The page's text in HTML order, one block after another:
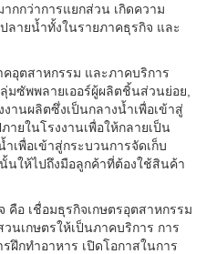
กกว่าการแยกส่วน เกิดความ
ลายน้ำทั้งในรายภาคธุรกิจ และ
อุตสาหกรรม และภาคบริการ
มซัพพลายเออร์ผู้ผลิตชิ้นส่วนย่อย,
านผลิตซึ่งเป็นกลางน้ำเพื่อเข้าสู่
ายในโรงงานเพื่อให้กลายเป็น
เพื่อเข้าสู่กระบวนการจัดเก็บ
ให้ไปถึงมือลูกค้าที่ต้องใช้สินค้า
คือ เชื่อมธุรกิจเกษตรอุตสาหกรรม
นเกษตรให้เป็นภาคบริการ การ
ฝึกทำอาหาร เปิดโอกาสในการ